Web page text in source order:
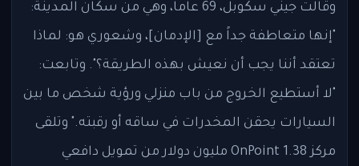
وقالت جيني سكوبل، 69 عاماً، وهي من سكان المدينة:
"إنها متعاطفة جداً مع [الإدمان]، وشعوري هو: لماذا
تعتقد أننا يجب أن نعيش بهذه الطريقة؟". وتابعت:
"لا أستطيع الخروج من باب منزلي ورؤية شخص ما بين
السيارات يحقن المخدرات في ساقه أو رقبته." وتلقى
مركز OnPoint 1.38 مليون دولار من تمويل دافعي